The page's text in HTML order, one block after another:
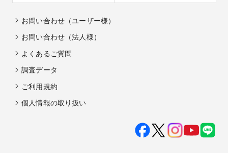
お問い合わせ（ユーザー様）
お問い合わせ（法人様）
よくあるご質問
調査データ
ご利用規約
個人情報の取り扱い